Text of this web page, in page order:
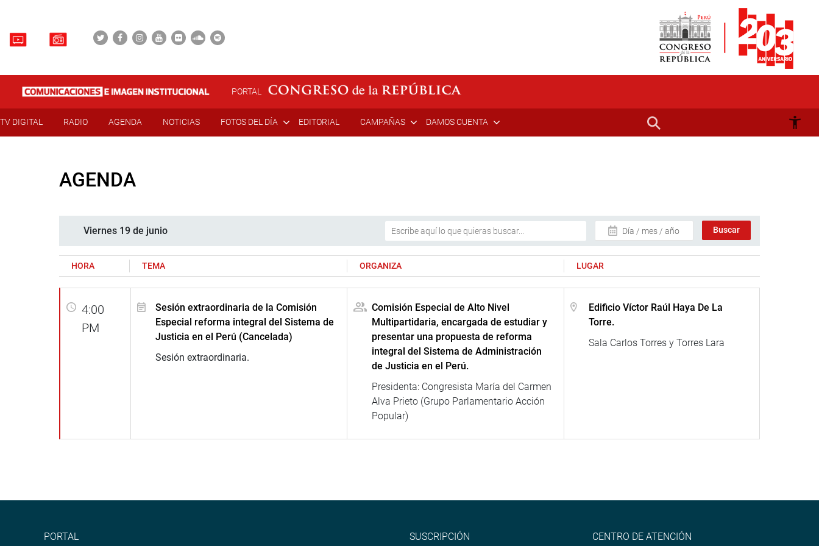
PORTAL
TV DIGITAL RADIO AGENDA NOTICIAS FOTOS DEL DÍA EDITORIAL CAMPAÑAS DAMOS CUENTA
AGENDA
Viernes 19 de junio Día / mes / año
HORA TEMA ORGANIZA LUGAR
4:00
PM
Sesión extraordinaria de la Comisión
Especial reforma integral del Sistema de
Justicia en el Perú (Cancelada)
Sesión extraordinaria.
Comisión Especial de Alto Nivel
Multipartidaria, encargada de estudiar y
presentar una propuesta de reforma
integral del Sistema de Administración
de Justicia en el Perú.
Presidenta: Congresista María del Carmen
Alva Prieto (Grupo Parlamentario Acción
Popular)
Edificio Víctor Raúl Haya De La
Torre.
Sala Carlos Torres y Torres Lara
PORTAL SUSCRIPCIÓN CENTRO DE ATENCIÓN